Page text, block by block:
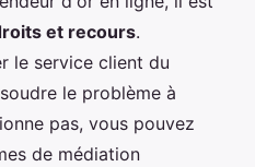
et recours.
le service client du
le problème à
pas, vous pouvez
de médiation